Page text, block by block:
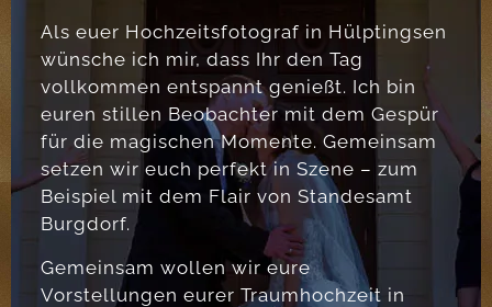
Als euer Hochzeitsfotograf in Hülptingsen
wünsche ich mir, dass Ihr den Tag
vollkommen entspannt genießt. Ich bin
euren stillen Beobachter mit dem Gespür
für die magischen Momente. Gemeinsam
setzen wir euch perfekt in Szene – zum
Beispiel mit dem Flair von Standesamt
Burgdorf.
Gemeinsam wollen wir eure
Vorstellungen eurer Traumhochzeit in